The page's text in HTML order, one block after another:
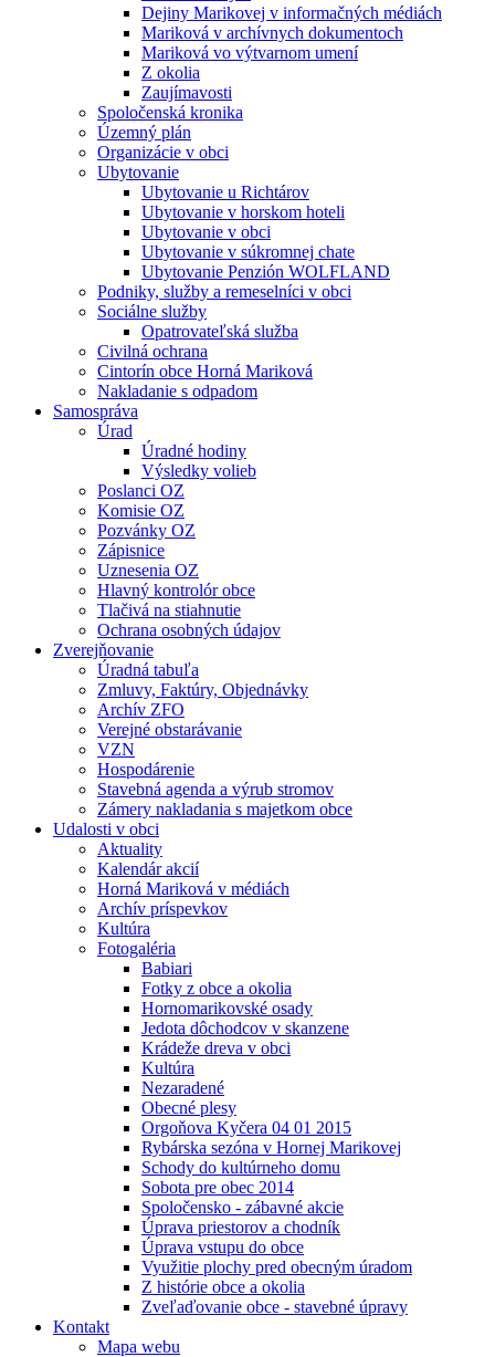
Dejiny Marikovej v informačných médiách
Mariková v archívnych dokumentoch
Mariková vo výtvarnom umení
Z okolia
Zaujímavosti
Spoločenská kronika
Územný plán
Organizácie v obci
Ubytovanie
Ubytovanie u Richtárov
Ubytovanie v horskom hoteli
Ubytovanie v obci
Ubytovanie v súkromnej chate
Ubytovanie Penzión WOLFLAND
Podniky, služby a remeselníci v obci
Sociálne služby
Opatrovateľská služba
Civilná ochrana
Cintorín obce Horná Mariková
Nakladanie s odpadom
Samospráva
Úrad
Úradné hodiny
Výsledky volieb
Poslanci OZ
Komisie OZ
Pozvánky OZ
Zápisnice
Uznesenia OZ
Hlavný kontrolór obce
Tlačivá na stiahnutie
Ochrana osobných údajov
Zverejňovanie
Úradná tabuľa
Zmluvy, Faktúry, Objednávky
Archív ZFO
Verejné obstarávanie
VZN
Hospodárenie
Stavebná agenda a výrub stromov
Zámery nakladania s majetkom obce
Udalosti v obci
Aktuality
Kalendár akcií
Horná Mariková v médiách
Archív príspevkov
Kultúra
Fotogaléria
Babiari
Fotky z obce a okolia
Hornomarikovské osady
Jedota dôchodcov v skanzene
Krádeže dreva v obci
Kultúra
Nezaradené
Obecné plesy
Orgoňova Kyčera 04 01 2015
Rybárska sezóna v Hornej Marikovej
Schody do kultúrneho domu
Sobota pre obec 2014
Spoločensko - zábavné akcie
Úprava priestorov a chodník
Úprava vstupu do obce
Využitie plochy pred obecným úradom
Z histórie obce a okolia
Zveľaďovanie obce - stavebné úpravy
Kontakt
Mapa webu